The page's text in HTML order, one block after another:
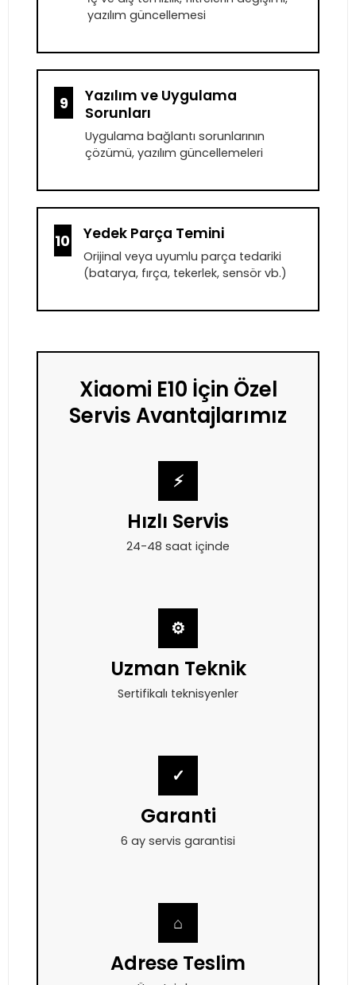
yazılım güncellemesi
9
Yazılım ve Uygulama
Sorunları
Uygulama bağlantı sorunlarının
çözümü, yazılım güncellemeleri
10 Yedek Parça Temini
Orijinal veya uyumlu parça tedariki
(batarya, fırça, tekerlek, sensör vb.)
Xiaomi E10 İçin Özel
Servis Avantajlarımız
⚡
Hızlı Servis
24-48 saat içinde
⚙
Uzman Teknik
Sertifikalı teknisyenler
✓
Garanti
6 ay servis garantisi
⌂
Adrese Teslim